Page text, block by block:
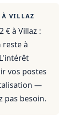
À VILLAZ
€à Villaz :
à
vos postes
—
pas besoin.